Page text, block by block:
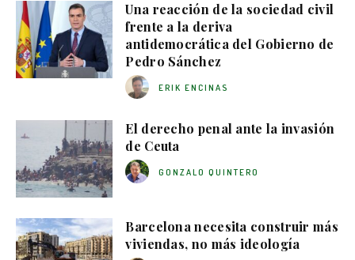
Una reacción de la sociedad civil
frente a la deriva
antidemocrática del Gobierno de
Pedro Sánchez
ERIK ENCINAS
El derecho penal ante la invasión
de Ceuta
GONZALO QUINTERO
Barcelona necesita construir más
viviendas, no más ideología